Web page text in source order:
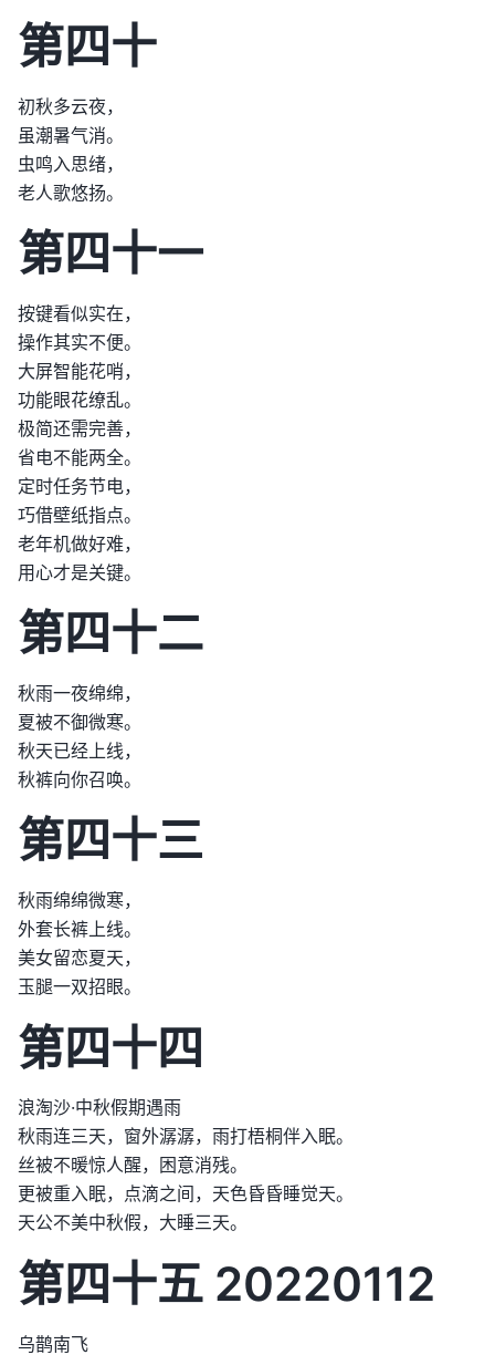
第四十
初秋多云夜，
虽潮暑气消。
虫鸣入思绪，
老人歌悠扬。
第四十一
按键看似实在，
操作其实不便。
大屏智能花哨，
功能眼花缭乱。
极简还需完善，
省电不能两全。
定时任务节电，
巧借壁纸指点。
老年机做好难，
用心才是关键。
第四十二
秋雨一夜绵绵，
夏被不御微寒。
秋天已经上线，
秋裤向你召唤。
第四十三
秋雨绵绵微寒，
外套长裤上线。
美女留恋夏天，
玉腿一双招眼。
第四十四
浪淘沙·中秋假期遇雨
秋雨连三天，窗外潺潺，雨打梧桐伴入眠。
丝被不暖惊人醒，困意消残。
更被重入眠，点滴之间，天色昏昏睡觉天。
天公不美中秋假，大睡三天。
第四十五 20220112
乌鹊南飞